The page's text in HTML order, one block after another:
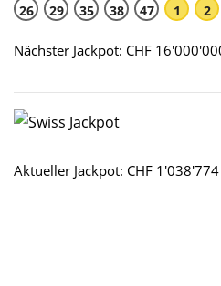
26 29 35 38 47 1 2
Nächster Jackpot: CHF
Aktueller Jackpot: CHF 1'038'774